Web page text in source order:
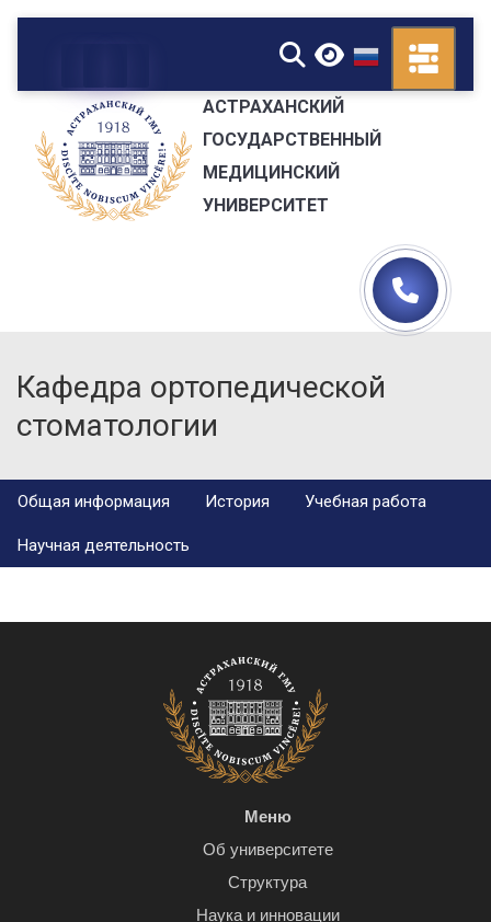
▼
АСТРАХАНСКИЙ
ГОСУДАРСТВЕННЫЙ
МЕДИЦИНСКИЙ
УНИВЕРСИТЕТ
Кафедра ортопедической
стоматологии
Общая информация История Учебная работа
Научная деятельность
Меню
Об университете
Структура
Наука и инновации